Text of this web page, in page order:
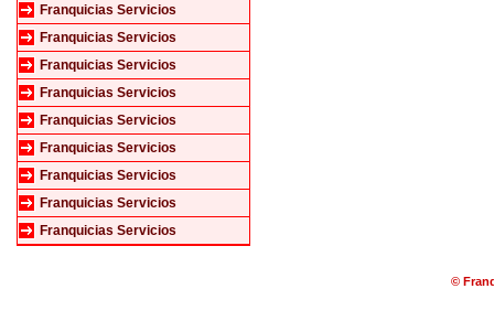
Franquicias Servicios
Franquicias Servicios
Franquicias Servicios
Franquicias Servicios
Franquicias Servicios
Franquicias Servicios
Franquicias Servicios
Franquicias Servicios
Franquicias Servicios
©